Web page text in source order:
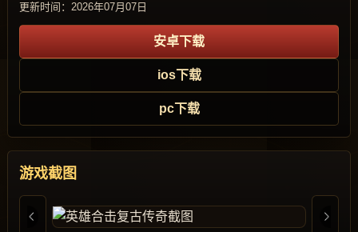
更新时间：2026年07月07日
安卓下载
ios下载
pc下载
游戏截图